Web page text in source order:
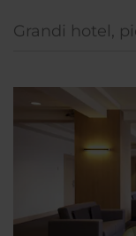
Grandi hotel,